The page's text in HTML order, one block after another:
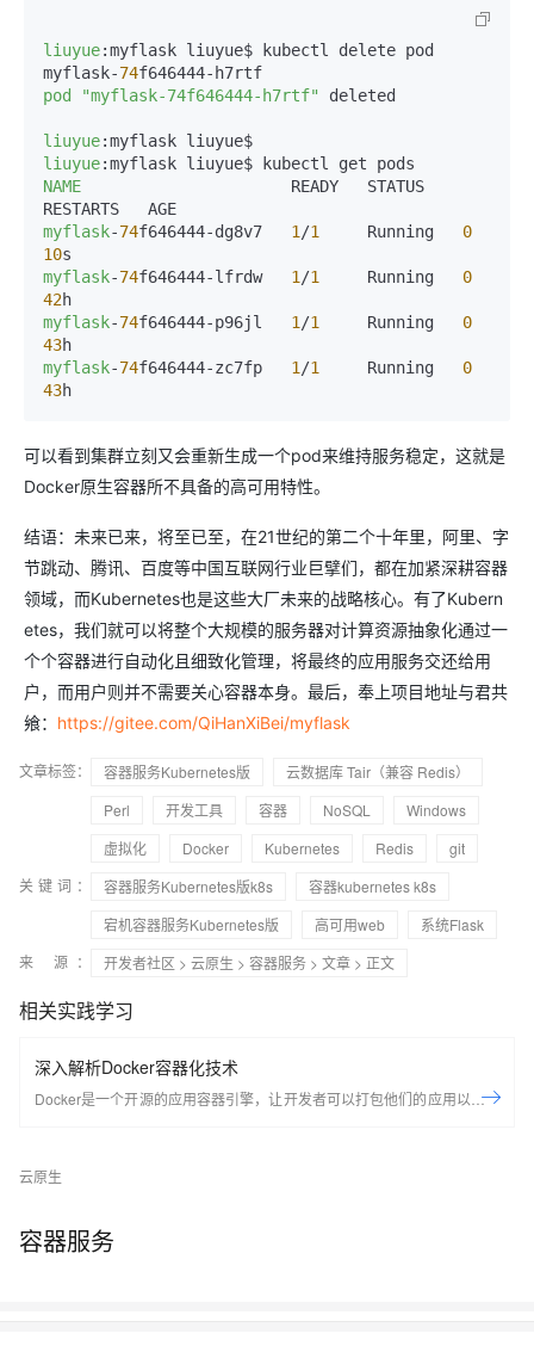
liuyue:myflask liuyue$ kubectl delete pod
myflask-74
pod
"myflask-74f646444-h7rtf" deleted
liuyue
liuyue
NAME
                      READY   STATUS
myflask-74f646444-dg8v7 1 /1
     Running
0
10
myflask-74f646444-lfrdw 1 /1
     Running
0
42
myflask-74f646444-p96jl 1 /1
     Running
0
43
myflask-74f646444-zc7fp 1 /1
     Running
0
43h
可以看到集群立刻又会重新生成一个pod来维持服务稳定，这就是
Docker原生容器所不具备的高可用特性。
结语：未来已来，将至已至，在21世纪的第二个十年里，阿里、字
节跳动、腾讯、百度等中国互联网行业巨擘们，都在加紧深耕容器
领域，而Kubernetes也是这些大厂未来的战略核心。有了Kubern
etes，我们就可以将整个大规模的服务器对计算资源抽象化通过一
个个容器进行自动化且细致化管理，将最终的应用服务交还给用
户，而用户则并不需要关心容器本身。最后，奉上项目地址与君共
飨： https://gitee.com/QiHanXiBei/myflask
文章标签： 容器服务Kubernetes版
云数据库 Tair（兼容 Redis）
Perl
开发工具 容器 NoSQL
Windows
虚拟化
Docker Kubernetes Redis
git
关键词：
容器服务Kubernetes版k8s
容器kubernetes k8s
宕机容器服务Kubernetes版
高可用web
系统Flask
来 源：
开发者社区 > 云原生 > 容器服务 > 文章 > 正文
相关实践学习
深入解析Docker容器化技术
Docker是一个开源的应用容器引擎，让开发者可以打包他们的应用以及依
Docker是世界领先的软件容器平台。开发人员利用Docker可以消除协作编
容器中并行运行和管理应用，获得更好的计算密度。企业利用Docker可以
构建敏捷的软件交付管道，以更快的速度、更高的安全性和可靠的信誉为
云原生
容器服务